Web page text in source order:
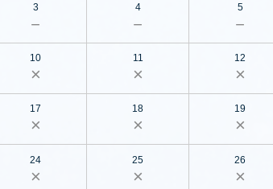
3
－
4
－
5
－
10
×
11
×
12
×
17
×
18
×
19
×
24
×
25
×
26
×